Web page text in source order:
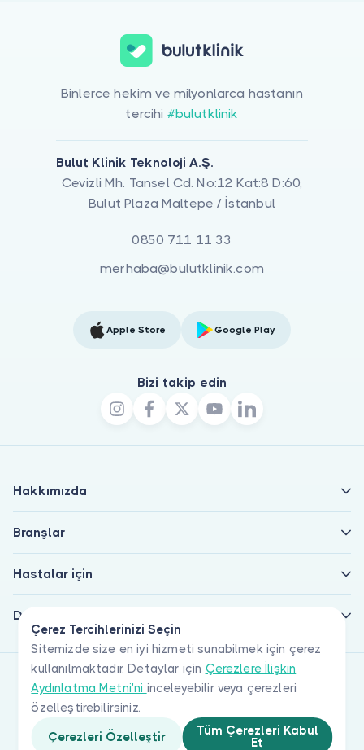
Çerez Tercihlerinizi Seçin
Sitemizde size en iyi hizmeti sunabilmek için çerez
kullanılmaktadır. Detaylar için Çerezlere İlişkin
Aydınlatma Metni'ni inceleyebilir veya çerezleri
özelleştirebilirsiniz.
Çerezleri Özelleştir
Tüm Çerezleri Kabul
Et
Binlerce hekim ve milyonlarca hastanın
tercihi #bulutklinik
Bulut Klinik Teknoloji A.Ş.
Cevizli Mh. Tansel Cd. No:12 Kat:8 D:60,
Bulut Plaza Maltepe / İstanbul
0850 711 11 33
merhaba@bulutklinik.com
Apple Store Google Play
Bizi takip edin
Hakkımızda
Branşlar
Hastalar için
Doktorlar için